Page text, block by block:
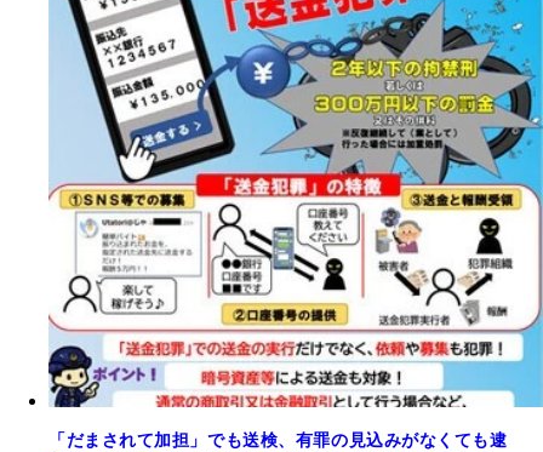
「だまされて加担」でも送検、有罪の見込みがなくても逮